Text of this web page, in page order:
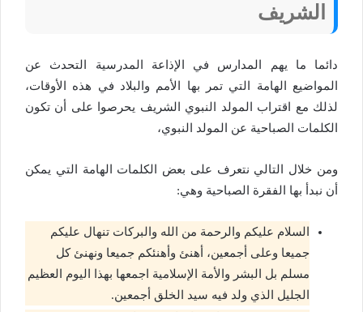
الشريف
دائما ما يهم المدارس في الإذاعة المدرسية التحدث عن
المواضيع الهامة التي تمر بها الأمم والبلاد في هذه الأوقات،
لذلك مع اقتراب المولد النبوي الشريف يحرصوا على أن تكون
الكلمات الصباحية عن المولد النبوي،
ومن خلال التالي نتعرف على بعض الكلمات الهامة التي يمكن
أن نبدأ بها الفقرة الصباحية وهي:
السلام عليكم والرحمة من الله والبركات تنهال عليكم
جميعا وعلى أجمعين، أهنئ وأهنئكم جميعا ونهنئ كل
مسلم بل البشر والأمة الإسلامية اجمعها بهذا اليوم العظيم
الجليل الذي ولد فيه سيد الخلق أجمعين.